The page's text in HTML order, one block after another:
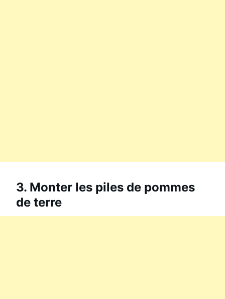
3. Monter les piles de pommes
de terre